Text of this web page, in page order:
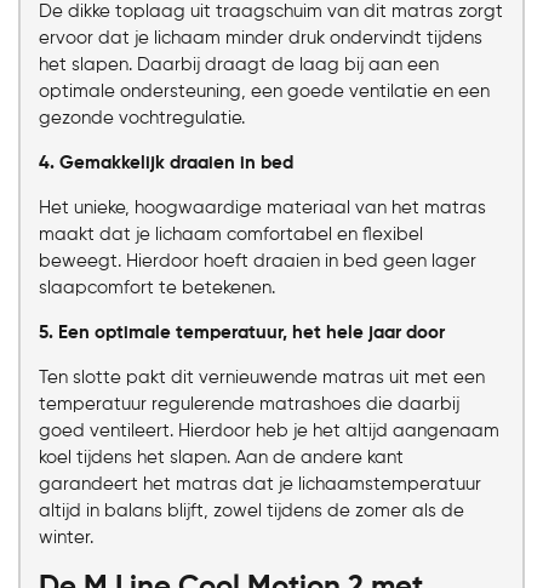
De dikke toplaag uit traagschuim van dit matras zorgt
ervoor dat je lichaam minder druk ondervindt tijdens
het slapen. Daarbij draagt de laag bij aan een
optimale ondersteuning, een goede ventilatie en een
gezonde vochtregulatie.
4. Gemakkelijk draaien in bed
Het unieke, hoogwaardige materiaal van het matras
maakt dat je lichaam comfortabel en flexibel
beweegt. Hierdoor hoeft draaien in bed geen lager
slaapcomfort te betekenen.
5. Een optimale temperatuur, het hele jaar door
Ten slotte pakt dit vernieuwende matras uit met een
temperatuur regulerende matrashoes die daarbij
goed ventileert. Hierdoor heb je het altijd aangenaam
koel tijdens het slapen. Aan de andere kant
garandeert het matras dat je lichaamstemperatuur
altijd in balans blijft, zowel tijdens de zomer als de
winter.